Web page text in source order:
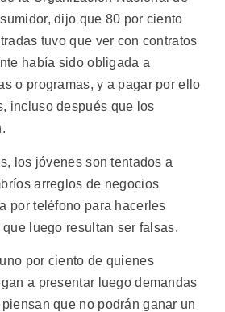
dijo que 80 por ciento
tuvo que ver con contratos
había sido obligada a
o programas, y a pagar por ello
incluso después que los
los jóvenes son tentados a
arreglos de negocios
por teléfono para hacerles
luego resultan ser falsas.
por ciento de quienes
a presentar luego demandas
que no podrán ganar un